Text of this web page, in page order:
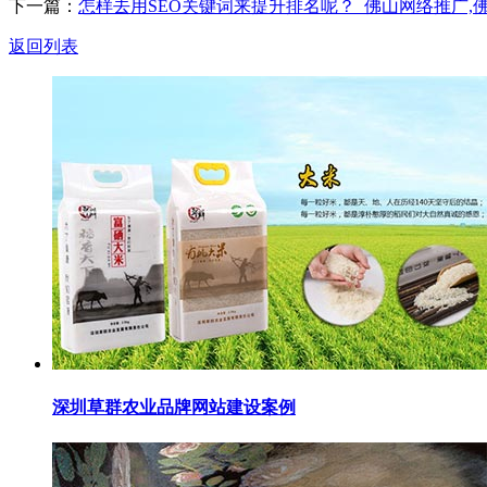
下一篇： 怎样去用SEO关键词来提升排名呢？_佛山网络推广,
返回列表
深圳草群农业品牌网站建设案例